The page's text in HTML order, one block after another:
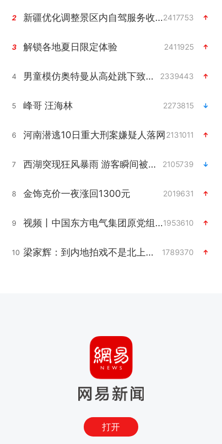
2 新疆优化调整景区内自驾服务收费2417753
3 解锁各地夏日限定体验 2411925
4 男童模仿奥特曼从高处跳下致骨折 2339443
5 峰哥 汪海林 2273815
6 河南潜逃10日重大刑案嫌疑人落网 2131011
7 西湖突现狂风暴雨 游客瞬间被浇透 2105739
8 金饰克价一夜涨回1300元 2019631
9 视频丨中国东方电气集团原党组副书记、董事宋致远被查1953610
10 梁家辉：到内地拍戏不是北上是回归 1789370
打开